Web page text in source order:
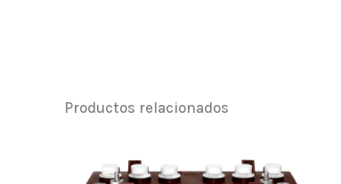
Productos relacionados